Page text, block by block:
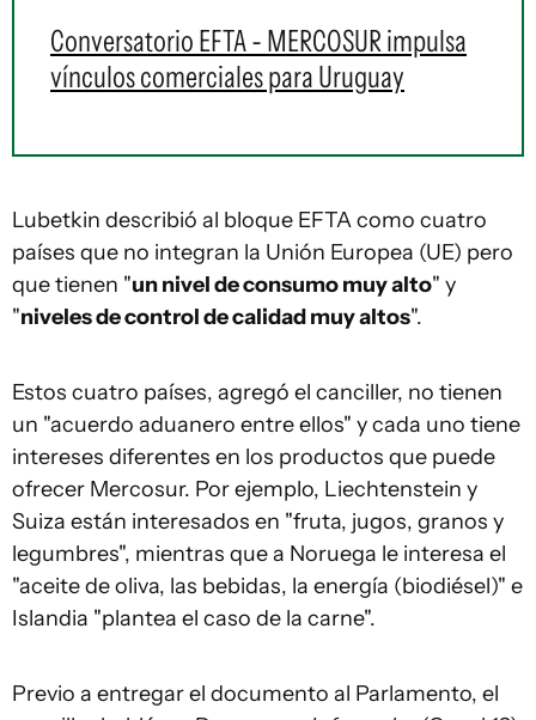
Conversatorio EFTA - MERCOSUR impulsa
vínculos comerciales para Uruguay
Lubetkin describió al bloque EFTA como cuatro
países que no integran la Unión Europea (UE) pero
que tienen "un nivel de consumo muy alto" y
"niveles de control de calidad muy altos".
Estos cuatro países, agregó el canciller, no tienen
un "acuerdo aduanero entre ellos" y cada uno tiene
intereses diferentes en los productos que puede
ofrecer Mercosur. Por ejemplo, Liechtenstein y
Suiza están interesados en "fruta, jugos, granos y
legumbres", mientras que a Noruega le interesa el
"aceite de oliva, las bebidas, la energía (biodiésel)" e
Islandia "plantea el caso de la carne".
Previo a entregar el documento al Parlamento, el